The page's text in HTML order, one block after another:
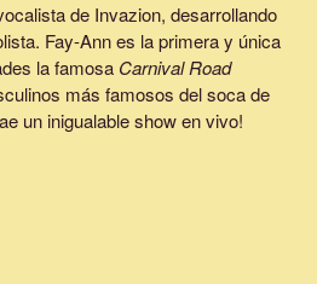
de Invazion, desarrollando
Fay-Ann es la primera y única
la famosa Carnival Road
más famosos del soca de
un inigualable show en vivo!